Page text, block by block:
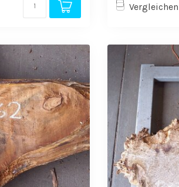
Vergleichen